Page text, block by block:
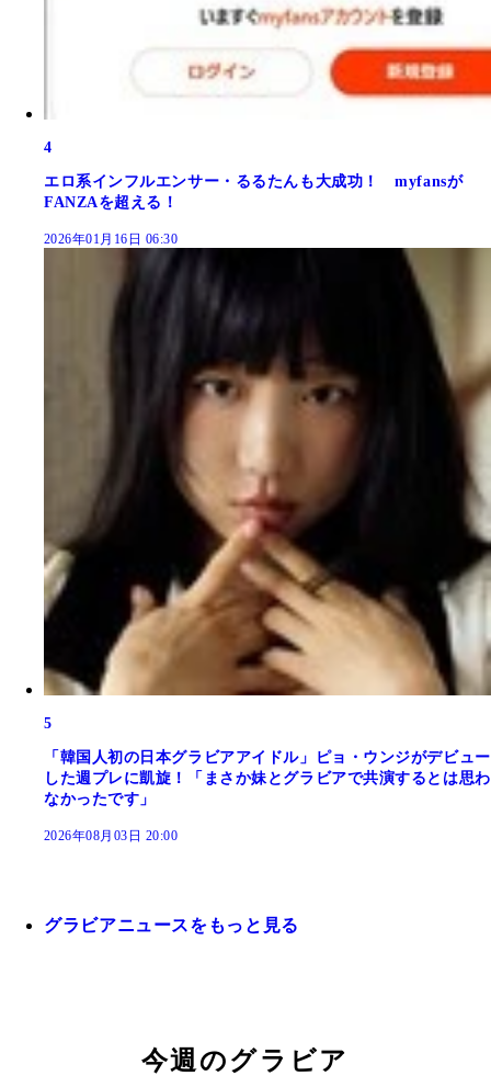
4
エロ系インフルエンサー・るるたんも大成功！ myfansが
FANZAを超える！
2026年01月16日 06:30
5
「韓国人初の日本グラビアアイドル」ピョ・ウンジがデビュー
した週プレに凱旋！「まさか妹とグラビアで共演するとは思わ
なかったです」
2026年08月03日 20:00
グラビアニュースをもっと見る
今週のグラビア